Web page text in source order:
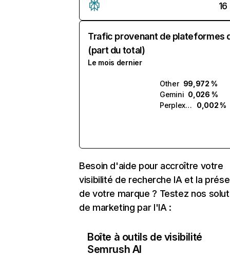
16
Trafic provenant de plateformes
(part du total)
Le mois dernier
Other 99,972 %
Gemini 0,026 %
Perplexity
0,002 %
Besoin d'aide pour accroître votre
visibilité de recherche IA et la
de votre marque ? Testez nos
de marketing par l'IA :
Boîte à outils de visibilité
Semrush AI